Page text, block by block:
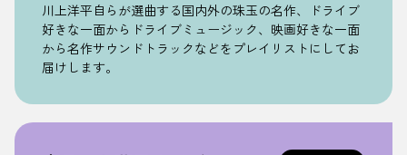
川上洋平自らが選曲する国内外の珠玉の名作、ドライブ
好きな一面からドライブミュージック、映画好きな一面
から名作サウンドトラックなどをプレイリストにしてお
届けします。